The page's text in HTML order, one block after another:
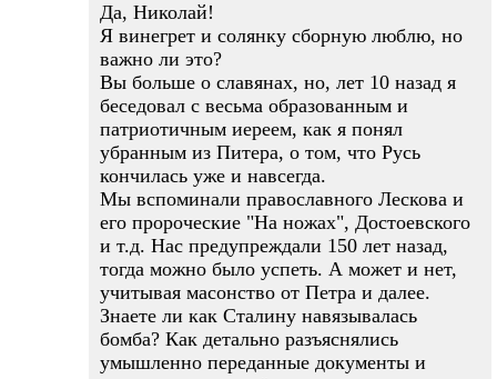
Да, Николай!
Я винегрет и солянку сборную люблю, но
важно ли это?
Вы больше о славянах, но, лет 10 назад я
беседовал с весьма образованным и
патриотичным иереем, как я понял
убранным из Питера, о том, что Русь
кончилась уже и навсегда.
Мы вспоминали православного Лескова и
его пророческие "На ножах", Достоевского
и т.д. Нас предупреждали 150 лет назад,
тогда можно было успеть. А может и нет,
учитывая масонство от Петра и далее.
Знаете ли как Сталину навязывалась
бомба? Как детально разъяснялись
умышленно переданные документы и